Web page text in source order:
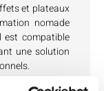
et plateaux
nomade
compatible
une solution